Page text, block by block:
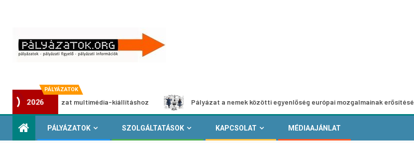
PÁLYÁZATOK
2026
pályázat multimédia-kiállításhoz Pályázat a nemek közötti egyenlőség európai mozgalmainak erősítésére
PÁLYÁZATOK SZOLGÁLTATÁSOK KAPCSOLAT MÉDIAAJÁNLAT